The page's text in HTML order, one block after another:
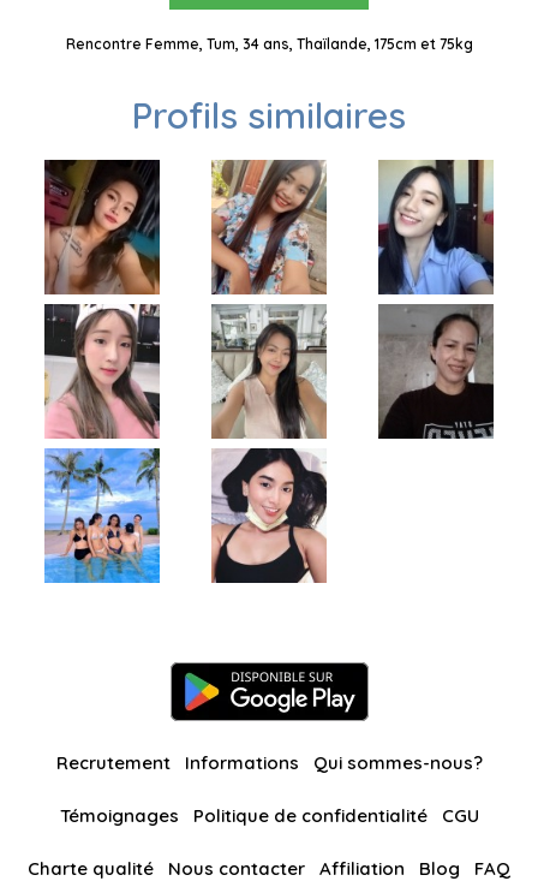
Rencontre Femme, Tum, 34 ans, Thaïlande, 175cm et 75kg
Profils similaires
Recrutement Informations Qui sommes-nous?
Témoignages Politique de confidentialité CGU
Charte qualité Nous contacter Affiliation Blog FAQ